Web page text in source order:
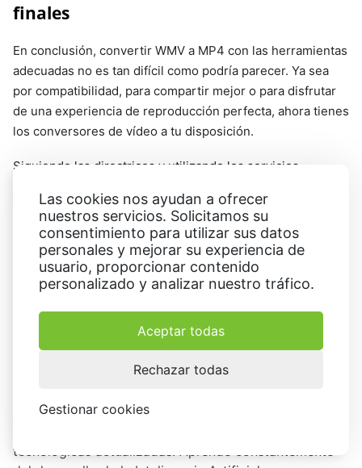
Las cookies nos ayudan a ofrecer
nuestros servicios. Solicitamos su
consentimiento para utilizar sus datos
personales y mejorar su experiencia de
usuario, proporcionar contenido
personalizado y analizar nuestro tráfico.
Aceptar todas
Rechazar todas
Gestionar cookies
finales
En conclusión, convertir WMV a MP4 con las herramientas
adecuadas no es tan difícil como podría parecer. Ya sea
por compatibilidad, para compartir mejor o para disfrutar
de una experiencia de reproducción perfecta, ahora tienes
los conversores de vídeo a tu disposición.
Siguiendo las directrices y utilizando los servicios
tus archivos de vídeo WMVpara varios dispositivos y
plataformas. Así que no lo dudes: ¡convierte tus archivos
WMV a MP4 hoy mismo!
Gabriel Rondon
tecnología. Combina ambos intereses con años de
tecnológicas actualizadas. Aprende constantemente